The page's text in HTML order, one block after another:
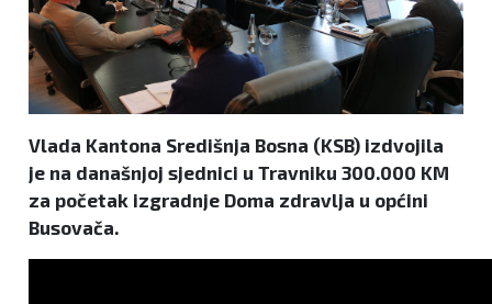
Vlada Kantona Središnja Bosna (KSB) izdvojila
je na današnjoj sjednici u Travniku 300.000 KM
za početak izgradnje Doma zdravlja u općini
Busovača.